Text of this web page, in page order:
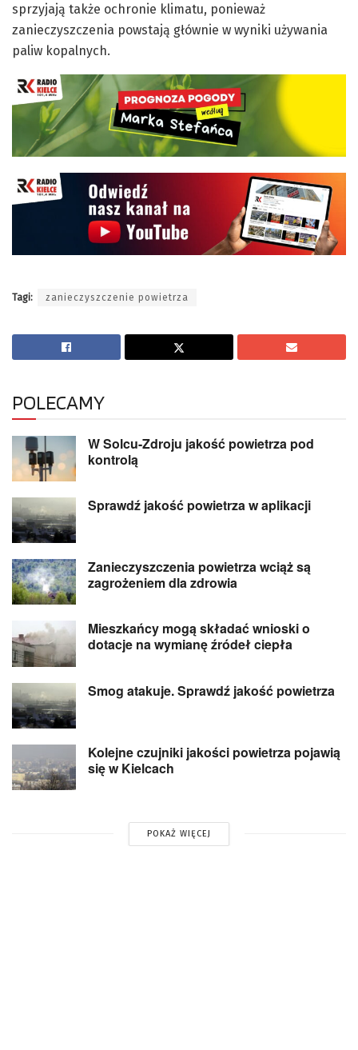
sprzyjają także ochronie klimatu, ponieważ
zanieczyszczenia powstają głównie w wyniki używania
paliw kopalnych.
Tagi: zanieczyszczenie powietrza
POLECAMY
W Solcu-Zdroju jakość powietrza pod
kontrolą
Sprawdź jakość powietrza w aplikacji
Zanieczyszczenia powietrza wciąż są
zagrożeniem dla zdrowia
Mieszkańcy mogą składać wnioski o
dotacje na wymianę źródeł ciepła
Smog atakuje. Sprawdź jakość powietrza
Kolejne czujniki jakości powietrza pojawią
się w Kielcach
POKAŻ WIĘCEJ